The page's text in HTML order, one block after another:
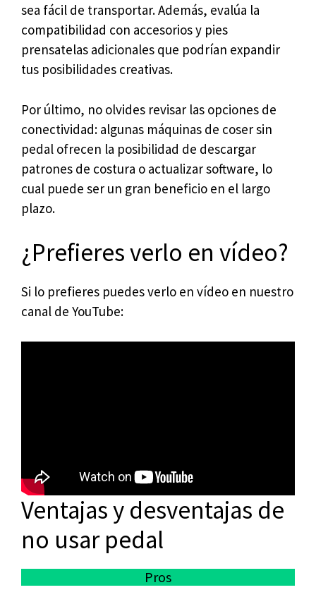
sea fácil de transportar. Además, evalúa la
compatibilidad con accesorios y pies
prensatelas adicionales que podrían expandir
tus posibilidades creativas.
Por último, no olvides revisar las opciones de
conectividad: algunas máquinas de coser sin
pedal ofrecen la posibilidad de descargar
patrones de costura o actualizar software, lo
cual puede ser un gran beneficio en el largo
plazo.
¿Prefieres verlo en vídeo?
Si lo prefieres puedes verlo en vídeo en nuestro
canal de YouTube:
Ventajas y desventajas de
no usar pedal
Pros